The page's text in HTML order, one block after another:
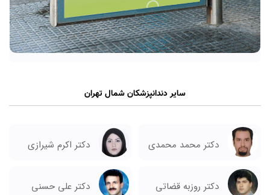
سایر دندانپزشکان شمال تهران
دکتر محمد محمدی دکتر اکرم شیرازی
دکتر روزبه قضاتی دکتر علی حسنی